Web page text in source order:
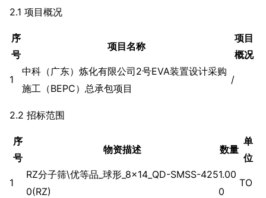
2.1 项目概况
序
号
项目名称
项目
概况
1
中科（广东）炼化有限公司2号EVA装置设计采购
施工（BEPC）总承包项目
/
2.2 招标范围
序
号
物资描述 数量
单
位
1
RZ分子筛\优等品_球形_8×14_QD-SMSS-425
0(RZ)
1.00
0
TO